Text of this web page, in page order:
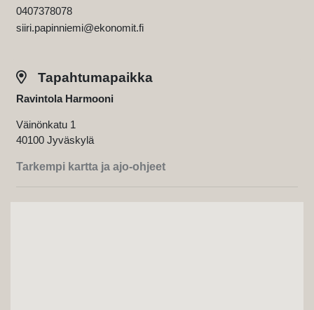
0407378078
siiri.papinniemi@ekonomit.fi
Tapahtumapaikka
Ravintola Harmooni
Väinönkatu 1
40100 Jyväskylä
Tarkempi kartta ja ajo-ohjeet